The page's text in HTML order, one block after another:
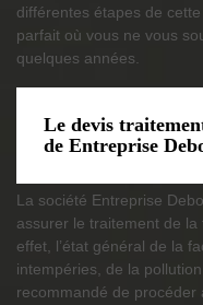
différentes étapes de
parfait où vous ne vous
quelques années.
Le devis
de Entreprise
La société Entreprise
assurer le traitement de
effet, l’état général de la
intempéries, de la
recommandé de